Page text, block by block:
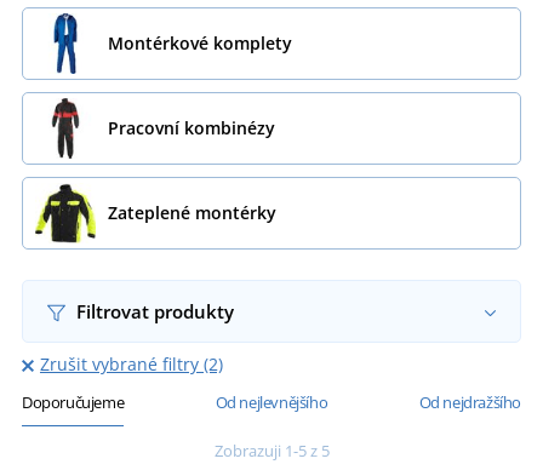
Montérkové komplety
Pracovní kombinézy
Zateplené montérky
Filtrovat produkty
Zrušit vybrané filtry (2)
Doporučujeme Od nejlevnějšího Od nejdražšího
Zobrazuji 1-5 z 5